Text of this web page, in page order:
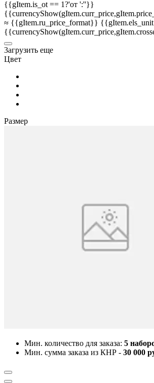
{{gItem.is_ot == 1?'от ':''}}
≈ {{gItem.ru_price_format}}
3агрузить еще
Цвет
Размер
Мин. количество для заказа: 5
Мин. сумма заказа из КНР - 30 000